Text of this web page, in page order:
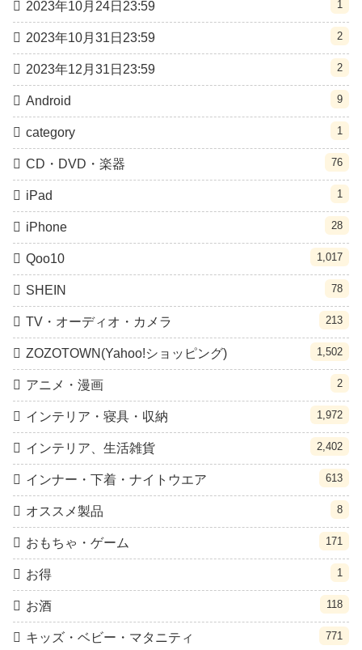
2023年10月24日23:59 1
2023年10月31日23:59 2
2023年12月31日23:59 2
Android 9
category 1
CD・DVD・楽器 76
iPad 1
iPhone 28
Qoo10 1,017
SHEIN 78
TV・オーディオ・カメラ 213
ZOZOTOWN(Yahoo!ショッピング) 1,502
アニメ・漫画 2
インテリア・寝具・収納 1,972
インテリア、生活雑貨 2,402
インナー・下着・ナイトウエア 613
オススメ製品 8
おもちゃ・ゲーム 171
お得 1
お酒 118
キッズ・ベビー・マタニティ 771